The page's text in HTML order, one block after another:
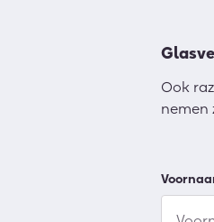
Ook
nemen